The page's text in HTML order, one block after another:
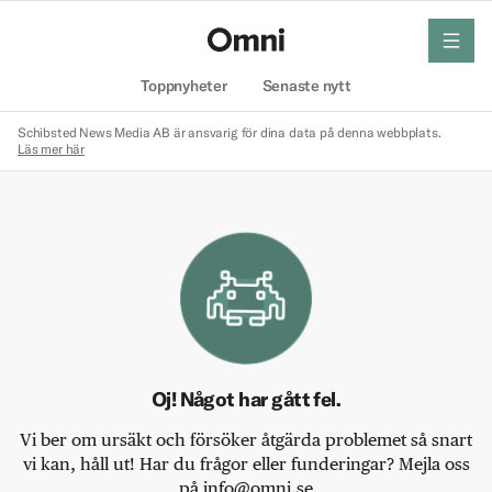
Toppnyheter Senaste nytt
meny
Schibsted News Media AB är ansvarig för dina data på denna webbplats.
Läs mer här
Oj! Något har gått fel.
Vi ber om ursäkt och försöker åtgärda problemet så snart
vi kan, håll ut! Har du frågor eller funderingar? Mejla oss